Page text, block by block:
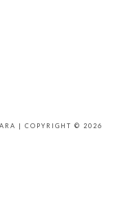
| COPYRIGHT © 2026